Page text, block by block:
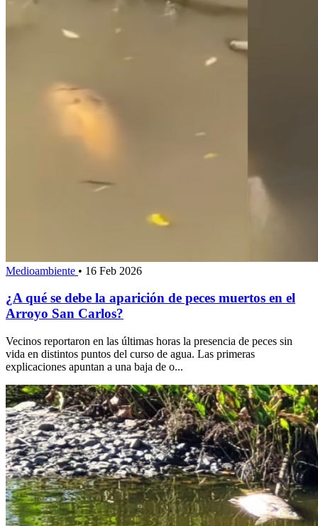
Medioambiente • 16 Feb 2026
¿A qué se debe la aparición de peces muertos en el
Arroyo San Carlos?
Vecinos reportaron en las últimas horas la presencia de peces sin
vida en distintos puntos del curso de agua. Las primeras
explicaciones apuntan a una baja de o...